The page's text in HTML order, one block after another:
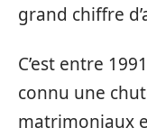
grand chiffre
C’est entre
connu une
matrimoniaux